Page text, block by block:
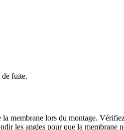
de fuite.
membrane lors du montage.
les angles pour que la membrane